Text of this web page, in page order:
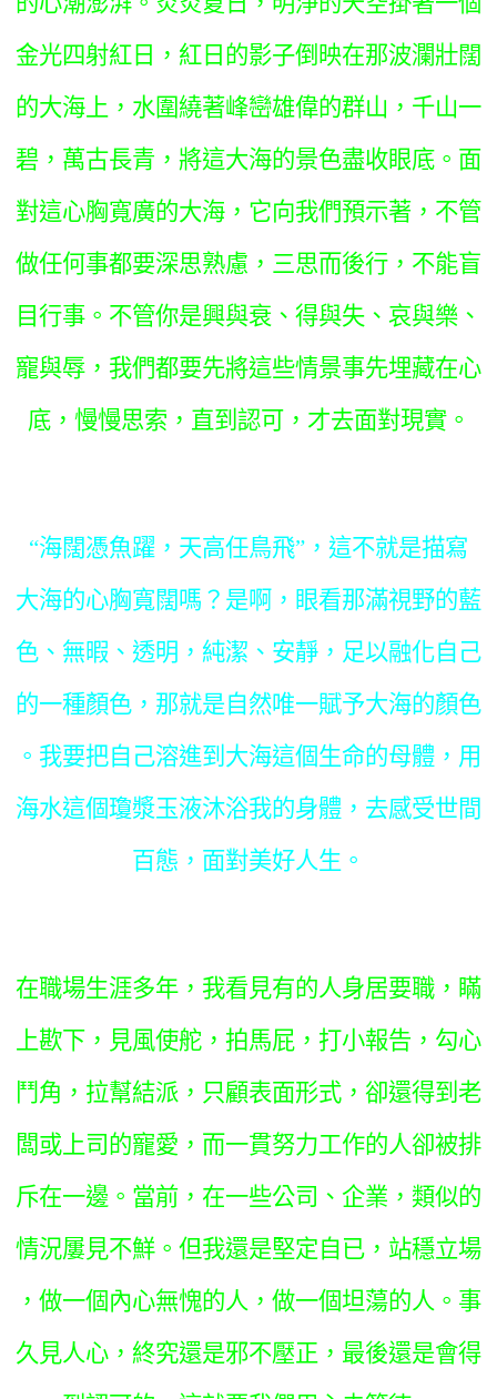
金光四射紅日，紅日的影子倒映在那波瀾壯闊
的大海上，水圍繞著峰巒雄偉的群山，千山一
碧，萬古長青，將這大海的景色盡收眼底。面
對這心胸寬廣的大海，它向我們預示著，不管
做任何事都要深思熟慮，三思而後行，不能盲
目行事。不管你是興與衰、得與失、哀與樂、
寵與辱，我們都要先將這些情景事先埋藏在心
底，慢慢思索，直到認可，才去面對現實。
“海闊憑魚躍，天高任鳥飛”，這不就是描寫
大海的心胸寬闊嗎？是啊，眼看那滿視野的藍
色、無暇、透明，純潔、安靜，足以融化自己
的一種顏色，那就是自然唯一賦予大海的顏色
。我要把自己溶進到大海這個生命的母體，用
海水這個瓊漿玉液沐浴我的身體，去感受世間
百態，面對美好人生。
在職場生涯多年，我看見有的人身居要職，瞞
上歁下，見風使舵，拍馬屁，打小報告，勾心
鬥角，拉幫結派，只顧表面形式，卻還得到老
闆或上司的寵愛，而一貫努力工作的人卻被排
斥在一邊。當前，在一些公司、企業，類似的
情況屢見不鮮。但我還是堅定自已，站穩立場
，做一個內心無愧的人，做一個坦蕩的人。事
久見人心，終究還是邪不壓正，最後還是會得